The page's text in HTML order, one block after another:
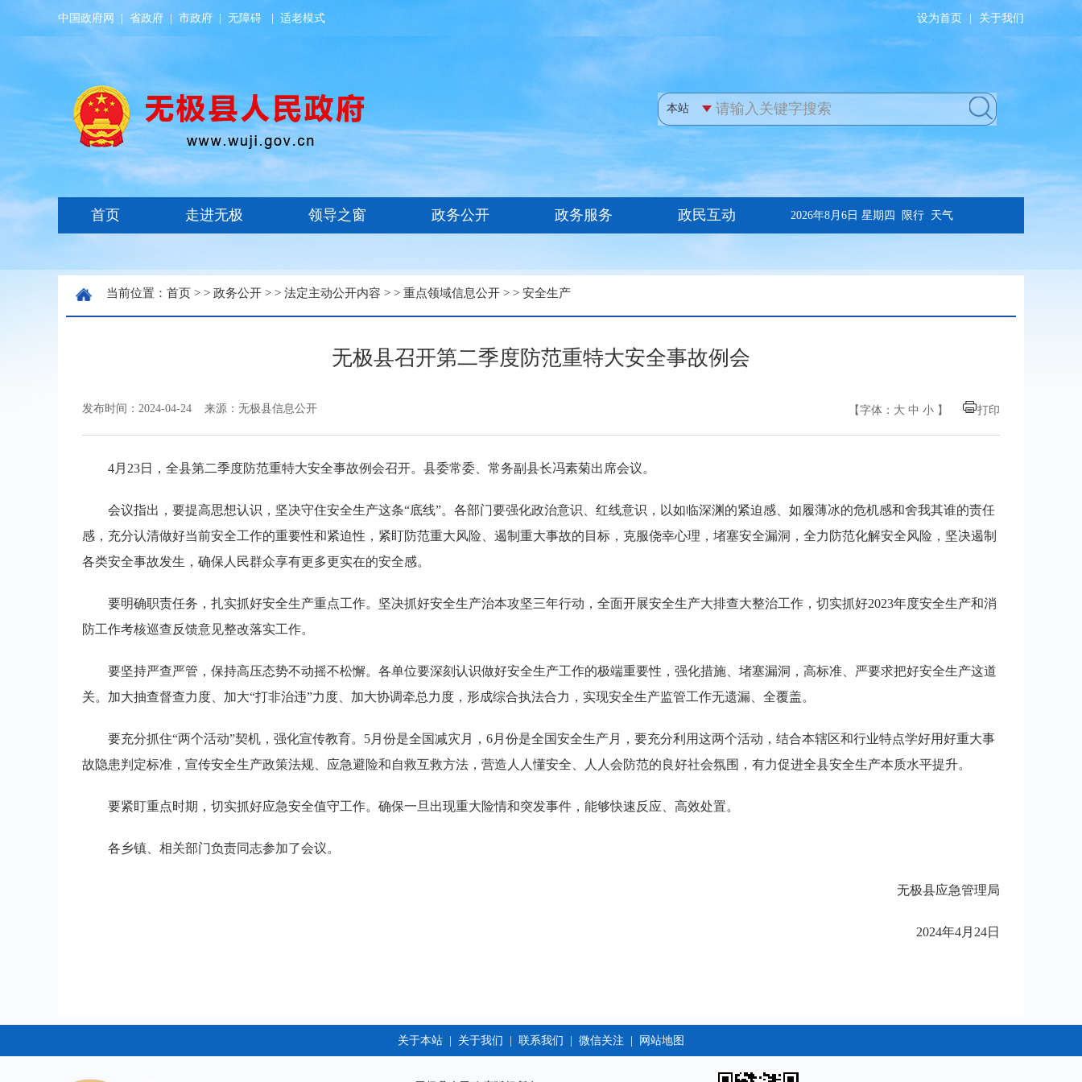
中国政府网 省政府 市政府 无障碍 适老模式 设为首页 关于我们
当前位置： 首页 > > 政务公开 > > 法定主动公开内容 > > 重点领域信息公开 > > 安全生产
无极县召开第二季度防范重特大安全事故例会
发布时间：2024-04-24 来源：无极县信息公开 【字体： 大 中 小 】 打印
4月23日，全县第二季度防范重特大安全事故例会召开。县委常委、常务副县长冯素菊出席会议。
会议指出，要提高思想认识，坚决守住安全生产这条“底线”。各部门要强化政治意识、红线意识，以如临深渊的紧迫感、如履薄冰的危机感和舍我其谁的责任
感，充分认清做好当前安全工作的重要性和紧迫性，紧盯防范重大风险、遏制重大事故的目标，克服侥幸心理，堵塞安全漏洞，全力防范化解安全风险，坚决遏制
各类安全事故发生，确保人民群众享有更多更实在的安全感。
要明确职责任务，扎实抓好安全生产重点工作。坚决抓好安全生产治本攻坚三年行动，全面开展安全生产大排查大整治工作，切实抓好2023年度安全生产和消
防工作考核巡查反馈意见整改落实工作。
要坚持严查严管，保持高压态势不动摇不松懈。各单位要深刻认识做好安全生产工作的极端重要性，强化措施、堵塞漏洞，高标准、严要求把好安全生产这道
关。加大抽查督查力度、加大“打非治违”力度、加大协调牵总力度，形成综合执法合力，实现安全生产监管工作无遗漏、全覆盖。
要充分抓住“两个活动”契机，强化宣传教育。5月份是全国减灾月，6月份是全国安全生产月，要充分利用这两个活动，结合本辖区和行业特点学好用好重大事
故隐患判定标准，宣传安全生产政策法规、应急避险和自救互救方法，营造人人懂安全、人人会防范的良好社会氛围，有力促进全县安全生产本质水平提升。
要紧盯重点时期，切实抓好应急安全值守工作。确保一旦出现重大险情和突发事件，能够快速反应、高效处置。
各乡镇、相关部门负责同志参加了会议。
无极县应急管理局
2024年4月24日